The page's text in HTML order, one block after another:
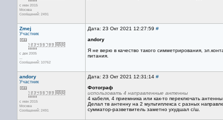
с июн 2015
Москва
Сообщений: 2491
Zmej
Участник
с дек 2005
...
Сообщений: 10762
Дата: 23 Окт 2021 12:27:59 #
andory
Я не верю в качество такого симметрирования,
питания.
andory
Участник
с июн 2015
Москва
Сообщений: 2491
Дата: 23 Окт 2021 12:31:14 #
Фотограф
использовать 4 направленные антенны
4 кабеля, 4 приемника или как-то переключать
Делал тв антенну на 2 мультиплекса с разных
сумматор-разветвитель заметно ухудшал с/ш.